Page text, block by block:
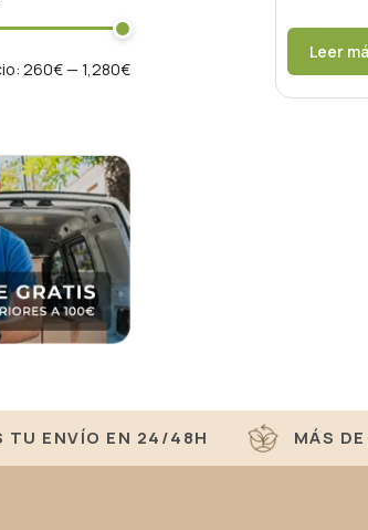
260€— 1,280€
Leer
TU ENVÍO EN 24/48H MÁS